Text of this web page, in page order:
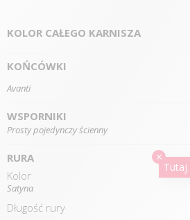
KOLOR CAŁEGO KARNISZA
KOŃCÓWKI
Avanti
WSPORNIKI
Prosty pojedynczy ścienny
RURA
Kolor
Satyna
×
Długość rury